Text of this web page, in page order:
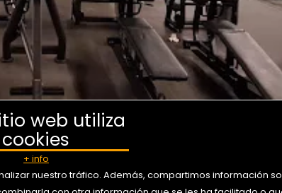
web utiliza
cookies
+ info
nuestro tráfico. Además, compartimos información